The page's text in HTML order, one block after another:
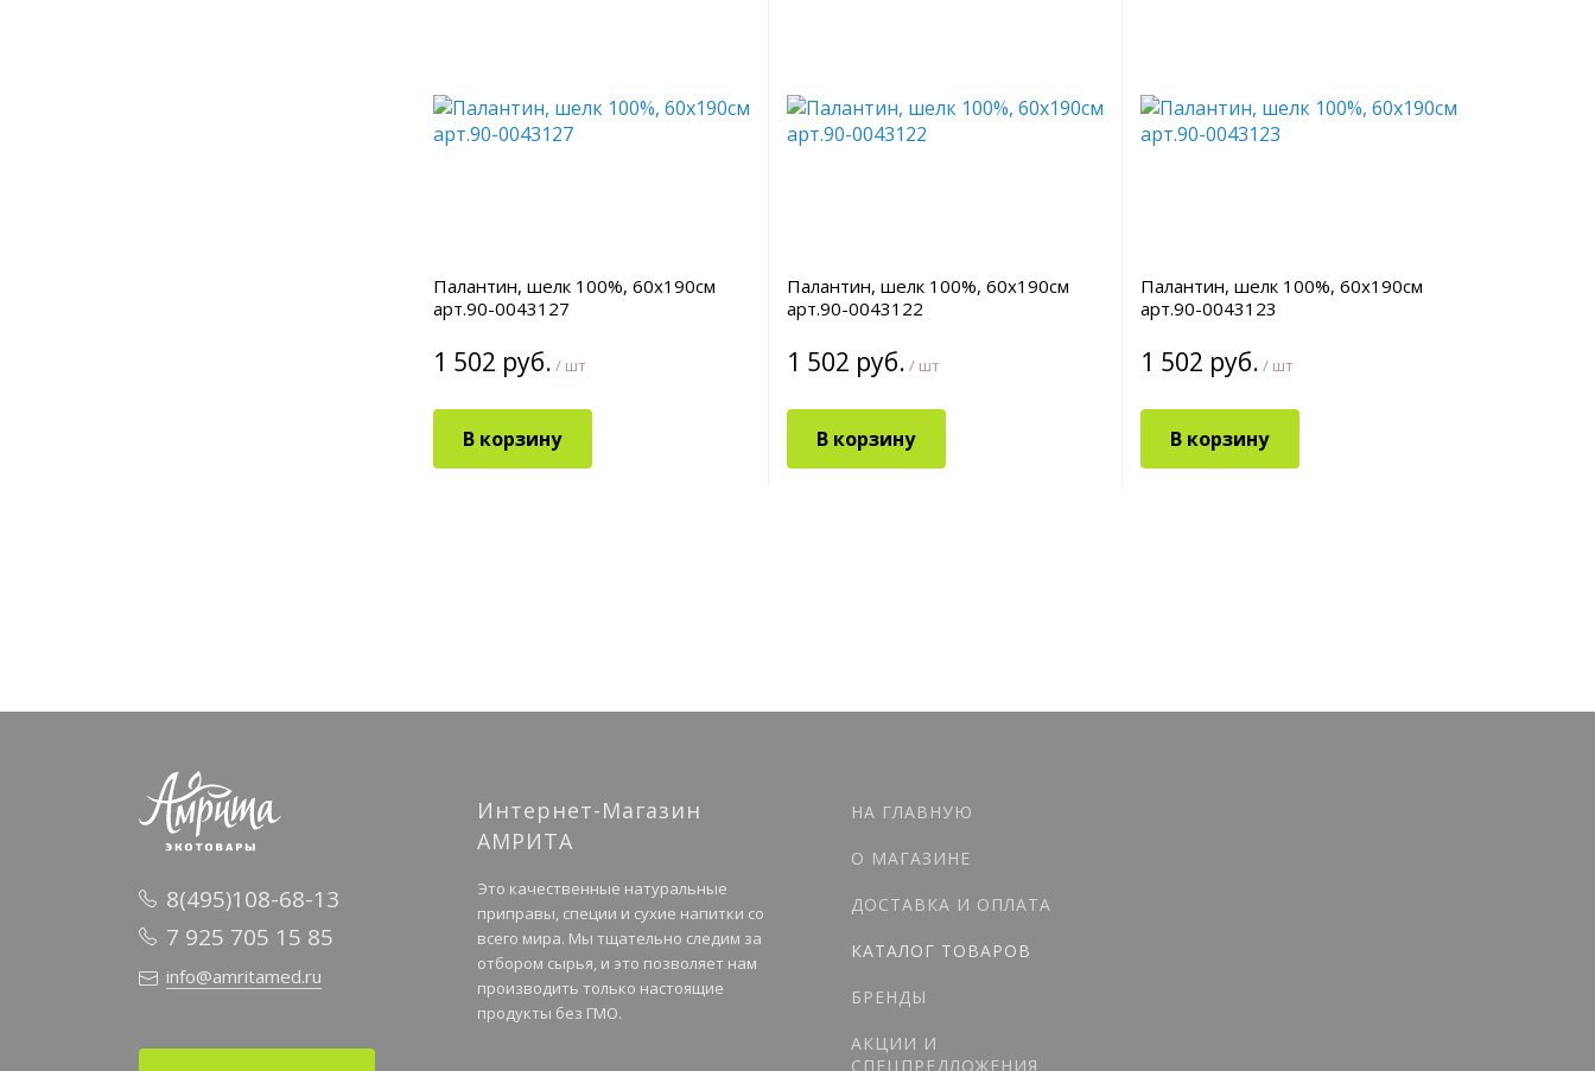
Палантин, шелк 100%, 60х190см
арт.90-0043127
1 502 руб. / шт
В корзину
Палантин, шелк 100%, 60х190см
арт.90-0043122
1 502 руб. / шт
В корзину
Палантин, шелк 100%, 60х190см
арт.90-0043123
1 502 руб. / шт
В корзину
8(495)108-68-13
7 925 705 15 85
info@amritamed.ru
Интернет-Магазин
АМРИТА
Это качественные натуральные
приправы, специи и сухие напитки со
всего мира. Мы тщательно следим за
отбором сырья, и это позволяет нам
производить только настоящие
продукты без ГМО.
НА ГЛАВНУЮ
О МАГАЗИНЕ
ДОСТАВКА И ОПЛАТА
КАТАЛОГ ТОВАРОВ
БРЕНДЫ
АКЦИИ И
СПЕЦПРЕДЛОЖЕНИЯ